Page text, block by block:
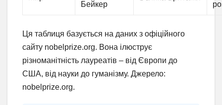
Бейкер
Ця таблиця базується на даних з офіційного
сайту nobelprize.org. Вона ілюструє
різноманітність лауреатів – від Європи до
США, від науки до гуманізму. Джерело:
nobelprize.org.